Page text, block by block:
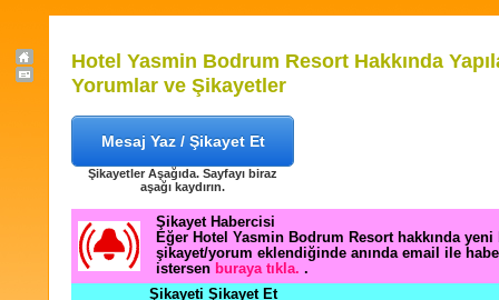
Hotel Yasmin Bodrum Resort Hakkında
Yorumlar ve Şikayetler
Mesaj Yaz / Şikayet Et
Şikayetler Aşağıda. Sayfayı biraz
aşağı kaydırın.
Şikayet Habercisi
Eğer Hotel Yasmin Bodrum Resort hakkında yeni
şikayet/yorum eklendiğinde anında email ile
istersen buraya tıkla. .
Şikayeti Şikayet Et